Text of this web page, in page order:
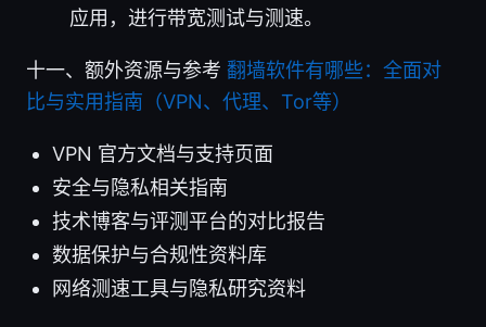
应用，进行带宽测试与测速。
十一、额外资源与参考 翻墙软件有哪些：全面对
比与实用指南（VPN、代理、Tor等）
VPN 官方文档与支持页面
安全与隐私相关指南
技术博客与评测平台的对比报告
数据保护与合规性资料库
网络测速工具与隐私研究资料